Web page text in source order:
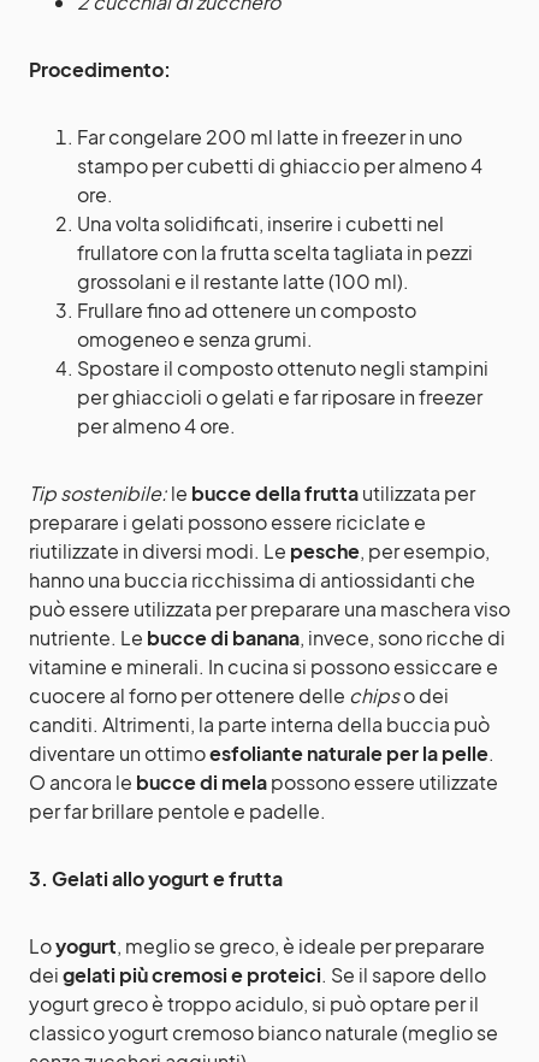
Procedimento:
Far congelare 200 ml latte in freezer in uno
stampo per cubetti di ghiaccio per almeno 4
ore.
Una volta solidificati, inserire i cubetti nel
frullatore con la frutta scelta tagliata in pezzi
grossolani e il restante latte (100 ml).
Frullare fino ad ottenere un composto
omogeneo e senza grumi.
Spostare il composto ottenuto negli stampini
per ghiaccioli o gelati e far riposare in freezer
per almeno 4 ore.
Tip sostenibile:le bucce della fruttautilizzata per
preparare i gelati possono essere riciclate e
riutilizzate in diversi modi. Le pesche, per esempio,
hanno una buccia ricchissima di antiossidanti che
può essere utilizzata per preparare una maschera viso
nutriente. Le bucce di banana, invece, sono ricche di
vitamine e minerali. In cucina si possono essiccare e
cuocere al forno per ottenere delle chipso dei
canditi. Altrimenti, la parte interna della buccia può
diventare un ottimoesfoliante naturale per la pelle.
O ancora le bucce di melapossono essere utilizzate
per far brillare pentole e padelle.
3. Gelati allo yogurt e frutta
Loyogurt, meglio se greco, è ideale per preparare
deigelati più cremosi e proteici. Se il sapore dello
yogurt greco è troppo acidulo, si può optare per il
classico yogurt cremoso bianco naturale (meglio se